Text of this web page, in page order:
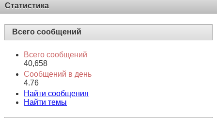
Статистика
Всего сообщений
Всего сообщений
40,658
Сообщений в день
4.76
Найти сообщения
Найти темы